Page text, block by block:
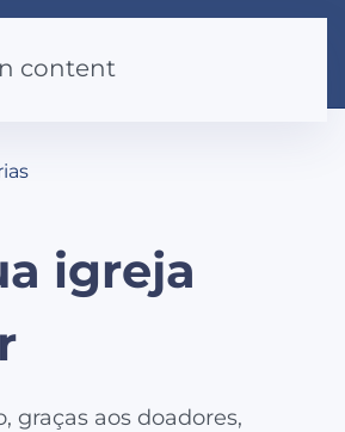
content
igreja
graças aos doadores,